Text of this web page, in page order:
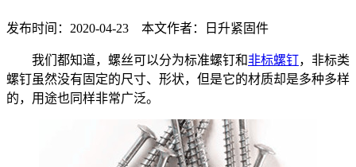
发布时间：2020-04-23 本文作者：日升紧固件
我们都知道，螺丝可以分为标准螺钉和非标螺钉，非标类
螺钉虽然没有固定的尺寸、形状，但是它的材质却是多种多样
的，用途也同样非常广泛。